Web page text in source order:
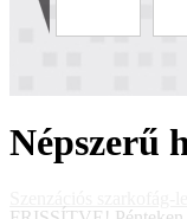
Népszerű